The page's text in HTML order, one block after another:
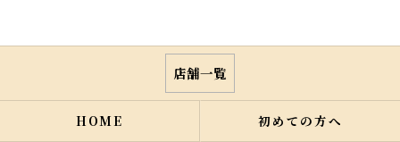
店舗一覧
HOME 初めての方へ